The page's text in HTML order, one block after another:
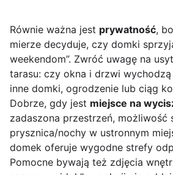
Równie ważna jest prywatność,
mierze decyduje, czy domki
weekendom”. Zwróć uwagę na
tarasu: czy okna i drzwi
inne domki, ogrodzenie lub ciąg
Dobrze, gdy jest miejsce na
zadaszona przestrzeń, możliwość
prysznica/nochy w ustronnym
domek oferuje wygodne strefy
Pomocne bywają też zdjęcia